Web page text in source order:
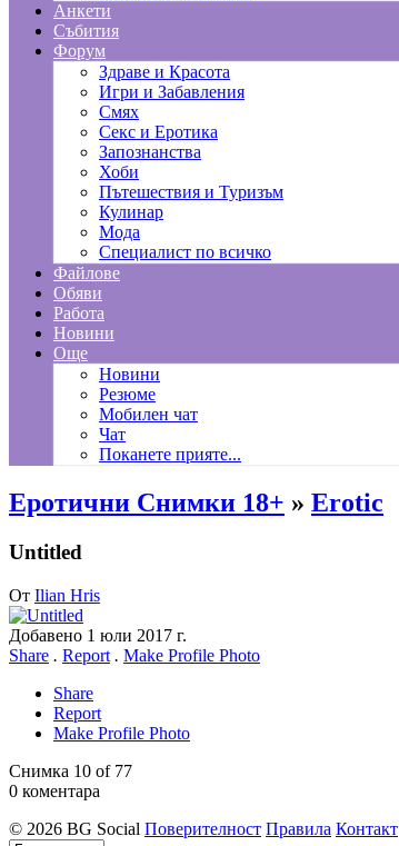
Анкети
Събития
Форум
Здраве и Красота
Игри и Забавления
Смях
Секс и Еротика
Запознанства
Хоби
Пътешествия и Туризъм
Кулинар
Мода
Специалист по всичко
Файлове
Обяви
Работа
Новини
Още
Новини
Резюме
Мобилен чат
Чат
Поканете прияте...
Еротични Снимки 18+ » Erotic
Untitled
От Ilian Hris
Добавено 1 юли 2017 г.
Share . Report . Make Profile Photo
Share
Report
Make Profile Photo
Снимка 10 of 77
0 коментара
© 2026 BG Social Поверителност Правила Контакт